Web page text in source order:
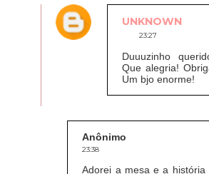
UNKNOWN
23:27
Duuuzinho
Que alegria!
Um bjo enorme!
Anônimo
23:38
Adorei a mesa e a história